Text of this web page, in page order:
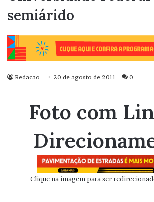
semiárido
Redacao 20 de agosto de 2011 0
Foto com
Clique na imagem para ser